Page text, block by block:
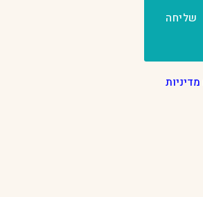
מדיניות
שליחה